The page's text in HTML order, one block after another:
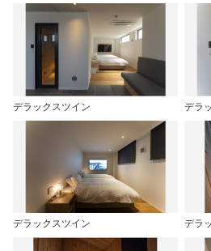
デラックスツイン デラ
デラックスツイン デラ